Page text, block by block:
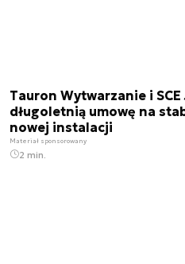
Tauron Wytwarzanie i
długoletnią umowę na
nowej instalacji
Materiał sponsorowany
2 min.